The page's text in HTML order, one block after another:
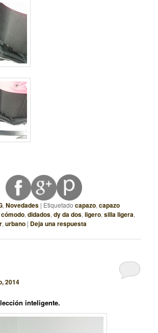
,Novedades | Etiquetado capazo,capazo
cómodo,didados,dy da dos,ligero,silla ligera,
,urbano | Deja una respuesta
2014
inteligente.